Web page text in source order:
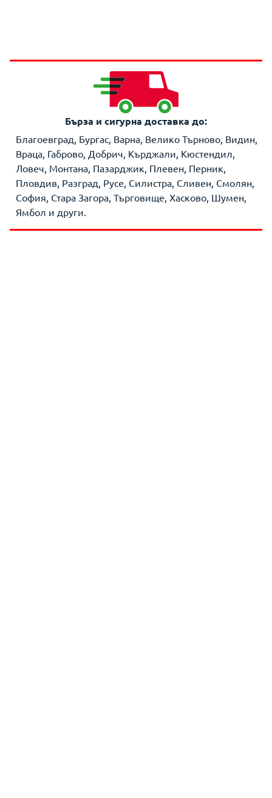
Бърза и сигурна доставка до:
Благоевград, Бургас, Варна, Велико Търново, Видин,
Враца, Габрово, Добрич, Кърджали, Кюстендил,
Ловеч, Монтана, Пазарджик, Плевен, Перник,
Пловдив, Разград, Русе, Силистра, Сливен, Смолян,
София, Стара Загора, Търговище, Хасково, Шумен,
Ямбол и други.